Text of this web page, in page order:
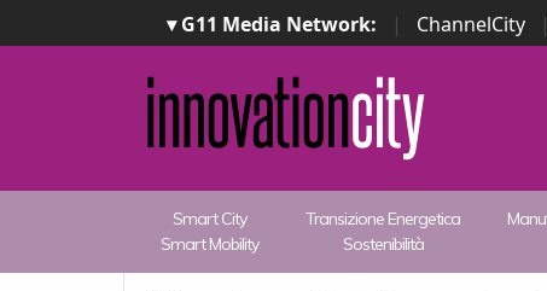
▾ G11 Media Network: | ChannelCity |
Smart City
Smart Mobility
Transizione Energetica
Sostenibilità